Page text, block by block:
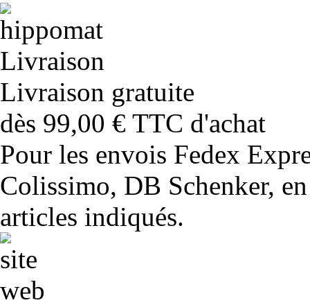
Livraison gratuite
dès 99,00 € TTC d'achat
Pour les envois Fedex
Colissimo, DB Schenker,
articles indiqués.